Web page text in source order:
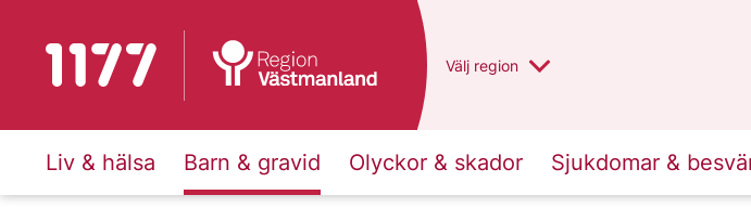
Till startsidan för 1177 Du har valt region
Välj en annan
region
Liv & hälsa Barn & gravid Olyckor & skador Sjukdomar &